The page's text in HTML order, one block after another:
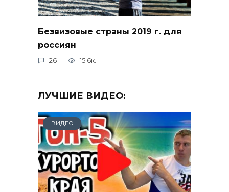
Безвизовые страны 2019 г. для
россиян
26 15.6к.
ЛУЧШИЕ ВИДЕО:
ВИДЕО